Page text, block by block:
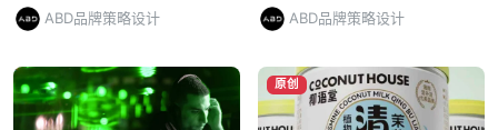
ABD品牌策略设计 ABD品牌策略设计
原创